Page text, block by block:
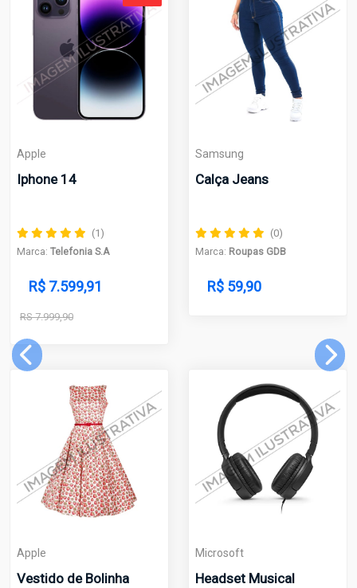
Apple
Iphone 14
(1)
Marca: Telefonia S.A
R$ 7.599,91
RS 7.999,90
Samsung
Calça Jeans
(0)
Marca: Roupas GDB
R$ 59,90
Apple
Vestido de Bolinha
Microsoft
Headset Musical